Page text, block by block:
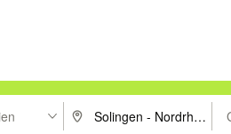
oder Vorschläge mit den
PLZ oder Ort eingeben.